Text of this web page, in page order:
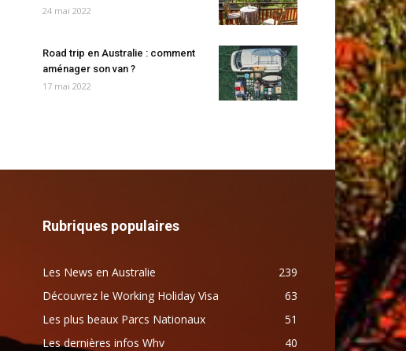
24 mai 2022
Road trip en Australie : comment
aménager son van ?
17 mai 2022
Rubriques populaires
Les News en Australie
239
Découvrez le Working Holiday Visa
63
Les plus beaux Parcs Nationaux
51
Les dernières infos Whv
40